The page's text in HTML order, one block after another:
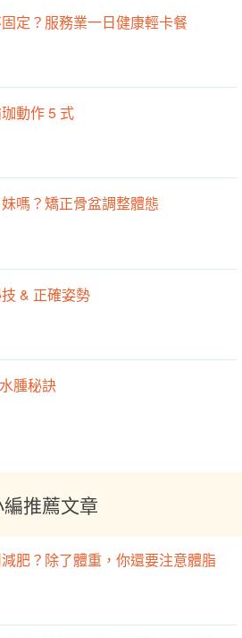
定？服務業一日健康輕卡餐
動作 5 式
嗎？矯正骨盆調整體態
& 正確姿勢
腫秘訣
編推薦文章
肥？除了體重，你還要注意體脂